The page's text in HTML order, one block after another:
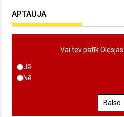
APTAUJA
Vai tev patīk
Jā
Nē
Balso